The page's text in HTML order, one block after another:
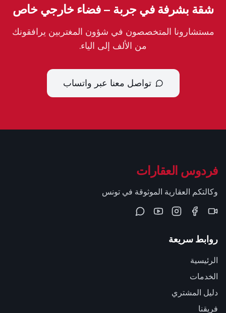
شقة بشرفة في جربة – فضاء خارجي خاص
مستشارونا المتخصصون في شؤون المغتربين يرافقونك
من الألف إلى الياء.
تواصل معنا عبر واتساب
فردوس العقارات
وكالتكم العقارية الموثوقة في تونس
روابط سريعة
الرئيسية
الخدمات
دليل المشتري
فريقنا